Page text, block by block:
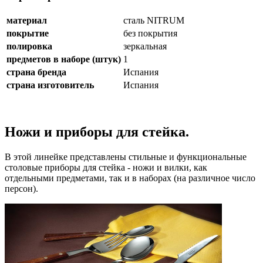
материал
сталь NITRUM
покрытие
без покрытия
полировка
зеркальная
предметов в наборе (штук) 1
страна бренда
Испания
страна изготовитель
Испания
Ножи и приборы для стейка.
В этой линейке представлены стильные и функциональные
столовые приборы для стейка - ножи и вилки, как
отдельными предметами, так и в наборах (на различное число
персон).